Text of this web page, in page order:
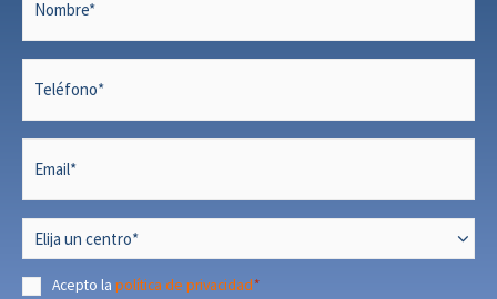
Centro*
Consentimiento*
Acepto la política de privacidad*